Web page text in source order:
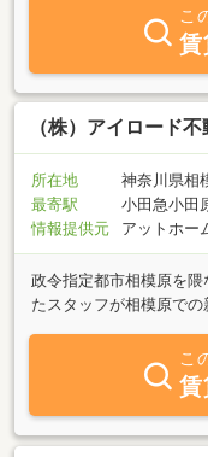
こ
賃
（株）アイロード
所在地
神奈川県相
最寄駅
小田急小田
情報提供元
アットホー
政令指定都市相模原を
たスタッフが相模原での
こ
賃